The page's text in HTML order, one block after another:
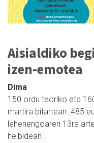
Aisialdiko
izen-emotea
Dima
150 ordu teoriko eta
martira bitartean. 485
lehenengoaren 13ra
helbidean.